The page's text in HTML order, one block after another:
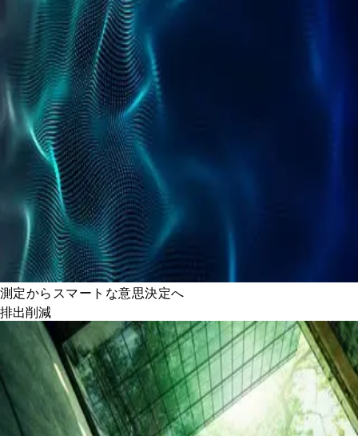
測定からスマートな意思決定へ
排出削減